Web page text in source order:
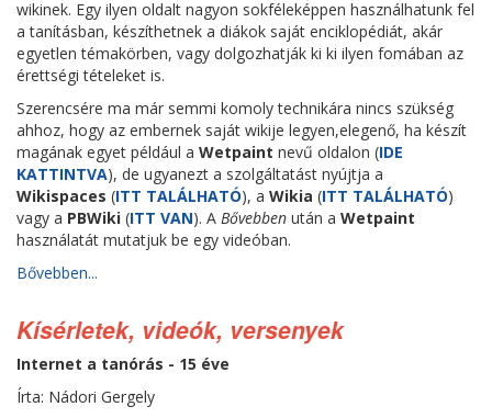
wikinek. Egy ilyen oldalt nagyon sokféleképpen használhatunk fel
a tanításban, készíthetnek a diákok saját enciklopédiát, akár
egyetlen témakörben, vagy dolgozhatják ki ki ilyen fomában az
érettségi tételeket is.
Szerencsére ma már semmi komoly technikára nincs szükség
ahhoz, hogy az embernek saját wikije legyen,elegenő, ha készít
magának egyet például a Wetpaint nevű oldalon (IDE
KATTINTVA), de ugyanezt a szolgáltatást nyújtja a
Wikispaces (ITT TALÁLHATÓ), a Wikia (ITT TALÁLHATÓ)
vagy a PBWiki (ITT VAN). A Bővebben után a Wetpaint
használatát mutatjuk be egy videóban.
Bővebben...
Kísérletek, videók, versenyek
Internet a tanórás - 15 éve
Írta: Nádori Gergely